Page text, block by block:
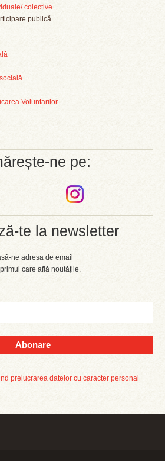
colective
publică
Voluntarilor
ne pe:
te la newsletter
ne adresa de email
care află noutățile.
Abonare
prelucrarea datelor cu caracter personal